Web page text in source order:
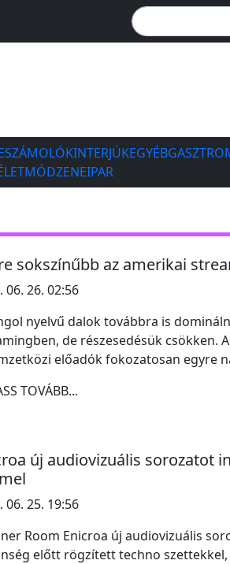
INTERJÚKEGYÉBGASZTRO
ZENEIPAR
sokszínűbb az amerikai
06. 26. 02:56
nyelvű dalok továbbra is
de részesedésük csökken.
előadók fokozatosan egyre
TOVÁBB...
új audiovizuális sorozatot
06. 25. 19:56
Room Enicroa új audiovizuális
előtt rögzített techno szettekkel,